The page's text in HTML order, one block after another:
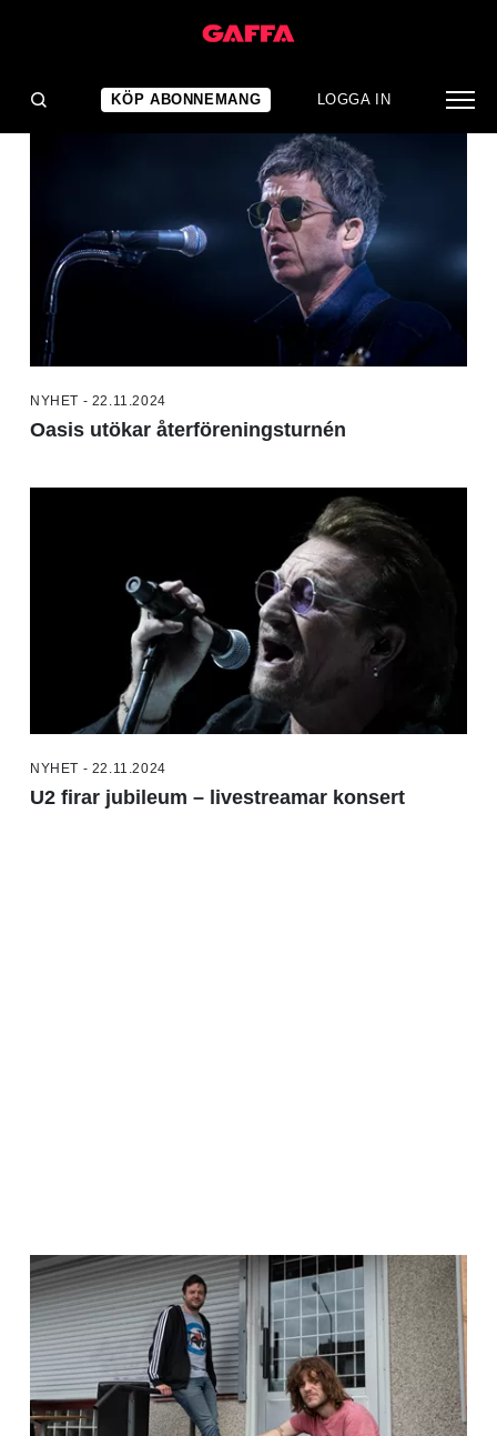
KÖP ABONNEMANG LOGGA IN
NYHET - 22.11.2024
Oasis utökar återföreningsturnén
NYHET - 22.11.2024
U2 firar jubileum – livestreamar konsert